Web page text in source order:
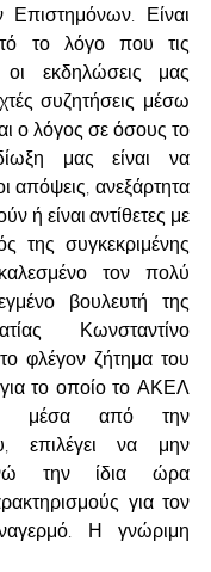
Είναι
το λόγο που τις
οι εκδηλώσεις μας
συζητήσεις μέσω
ο λόγος σε όσους το
μας είναι να
απόψεις, ανεξάρτητα
ή είναι αντίθετες με
της συγκεκριμένης
τον πολύ
βουλευτή της
Κωνσταντίνο
φλέγον ζήτημα του
για το οποίο το ΑΚΕΛ
μέσα από την
επιλέγει να μην
την ίδια ώρα
για τον
Η γνώριμη